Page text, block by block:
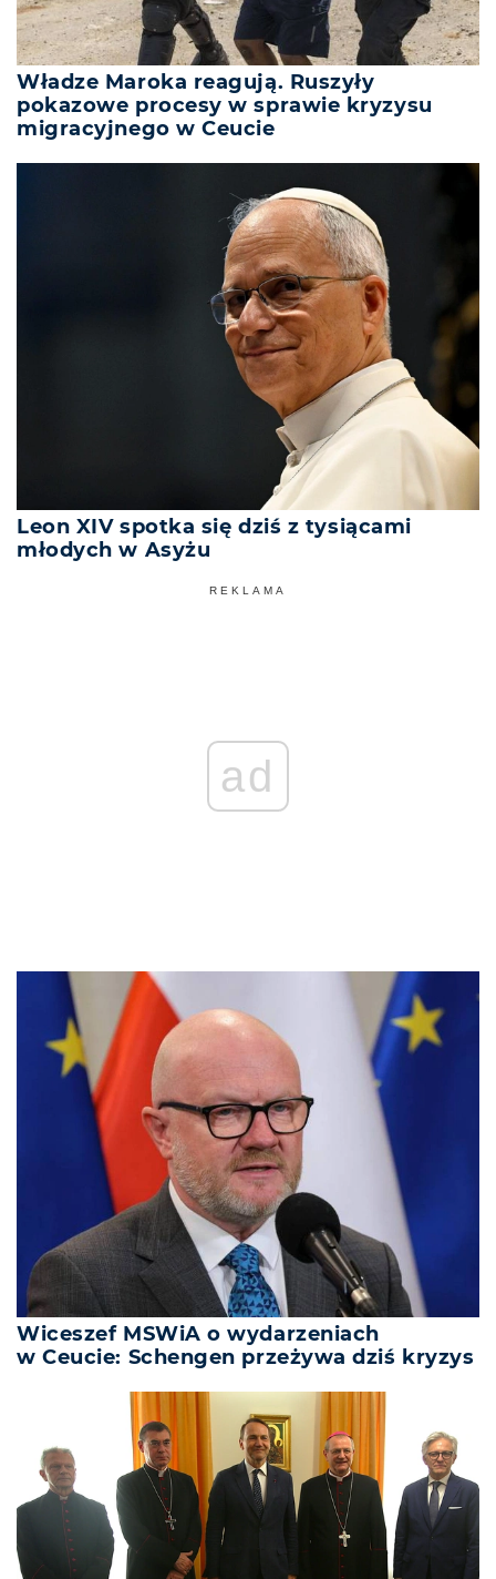
Władze Maroka reagują. Ruszyły
pokazowe procesy w sprawie kryzysu
migracyjnego w Ceucie
Leon XIV spotka się dziś z tysiącami
młodych w Asyżu
REKLAMA
ad
Wiceszef MSWiA o wydarzeniach
w Ceucie: Schengen przeżywa dziś kryzys